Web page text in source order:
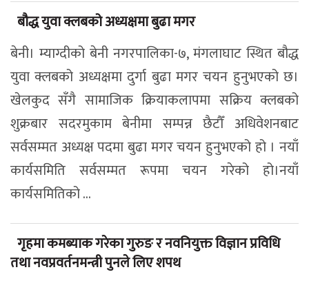
बौद्ध युवा क्लबको अध्यक्षमा बुढा मगर
बेनी। म्याग्दीको बेनी नगरपालिका-७, मंगलाघाट स्थित बौद्ध
युवा क्लबको अध्यक्षमा दुर्गा बुढा मगर चयन हुनुभएको छ।
खेलकुद सँगै सामाजिक क्रियाकलापमा सक्रिय क्लबको
शुक्रबार सदरमुकाम बेनीमा सम्पन्न छैटौँ अधिवेशनबाट
सर्वसम्मत अध्यक्ष पदमा बुढा मगर चयन हुनुभएको हो । नयाँ
कार्यसमिति सर्वसम्मत रूपमा चयन गरेको हो।नयाँ
कार्यसमितिको ...
गृहमा कमब्याक गरेका गुरुङ र नवनियुक्त विज्ञान प्रविधि
तथा नवप्रवर्तनमन्त्री पुनले लिए शपथ